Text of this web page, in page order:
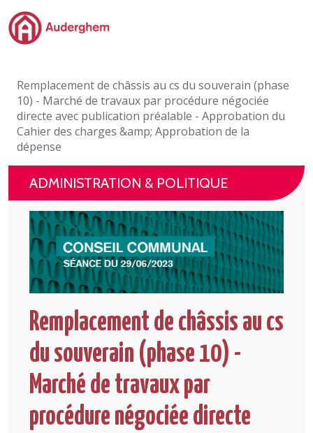
Passer au contenu principal
Événements et vie associative
eGuichet
Vivre à Auderghem
En 1 clic
Remplacement de châssis au cs du souverain (phase
10) - Marché de travaux par procédure négociée
directe avec publication préalable - Approbation du
Cahier des charges &amp; Approbation de la
dépense
ADMINISTRATION & POLITIQUE
Remplacement de châssis au cs
du souverain (phase 10) -
Marché de travaux par
procédure négociée directe